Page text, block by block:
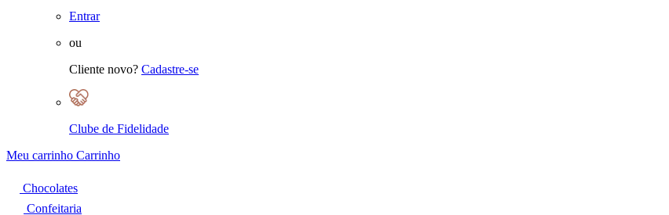
Entrar
ou
Cliente novo? Cadastre-se
Clube de Fidelidade
Meu carrinho Carrinho
Chocolates
Confeitaria